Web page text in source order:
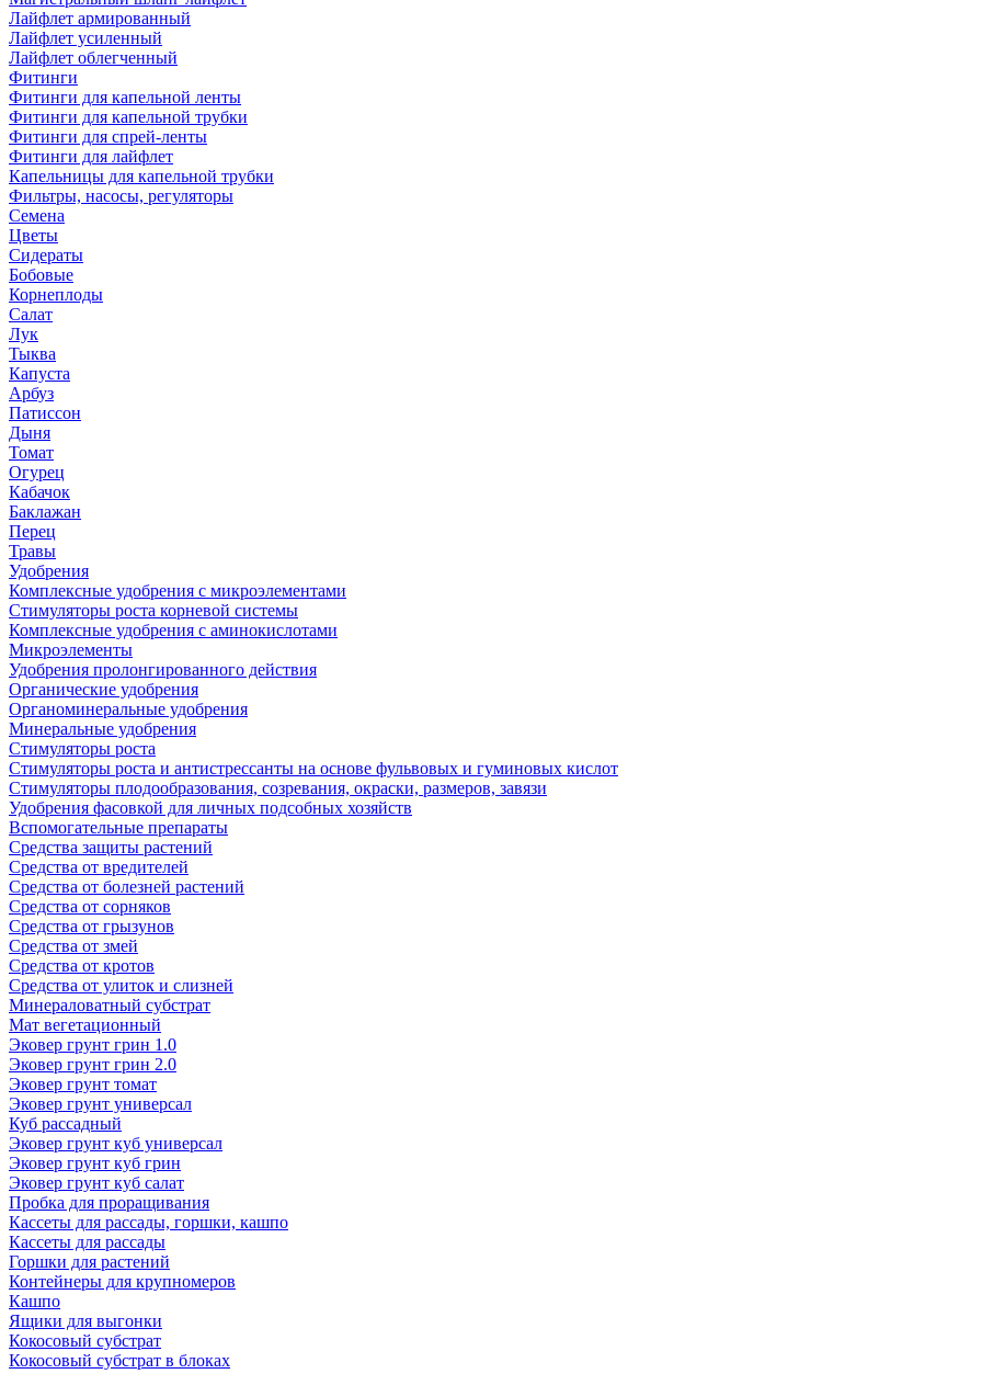
Лайфлет армированный
Лайфлет усиленный
Лайфлет облегченный
Фитинги
Фитинги для капельной ленты
Фитинги для капельной трубки
Фитинги для спрей-ленты
Фитинги для лайфлет
Капельницы для капельной трубки
Фильтры, насосы, регуляторы
Семена
Цветы
Сидераты
Бобовые
Корнеплоды
Салат
Лук
Тыква
Капуста
Арбуз
Патиссон
Дыня
Томат
Огурец
Кабачок
Баклажан
Перец
Травы
Удобрения
Комплексные удобрения с микроэлементами
Стимуляторы роста корневой системы
Комплексные удобрения с аминокислотами
Микроэлементы
Удобрения пролонгированного действия
Органические удобрения
Органоминеральные удобрения
Минеральные удобрения
Стимуляторы роста
Стимуляторы роста и антистрессанты на основе фульвовых и гуминовых кислот
Стимуляторы плодообразования, созревания, окраски, размеров, завязи
Удобрения фасовкой для личных подсобных хозяйств
Вспомогательные препараты
Средства защиты растений
Средства от вредителей
Средства от болезней растений
Средства от сорняков
Средства от грызунов
Средства от змей
Средства от кротов
Средства от улиток и слизней
Минераловатный субстрат
Мат вегетационный
Эковер грунт грин 1.0
Эковер грунт грин 2.0
Эковер грунт томат
Эковер грунт универсал
Куб рассадный
Эковер грунт куб универсал
Эковер грунт куб грин
Эковер грунт куб салат
Пробка для проращивания
Кассеты для рассады, горшки, кашпо
Кассеты для рассады
Горшки для растений
Контейнеры для крупномеров
Кашпо
Ящики для выгонки
Кокосовый субстрат
Кокосовый субстрат в блоках